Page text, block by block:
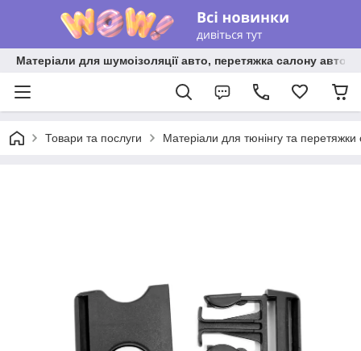
Матеріали для шумоізоляції авто, перетяжка салону авто
Товари та послуги Матеріали для тюнінгу та